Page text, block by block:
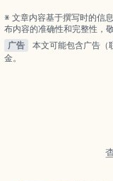
※ 文章内容基于撰写时的信
布内容的准确性和完整性，敬
广告
本文可能包含广告（
金。